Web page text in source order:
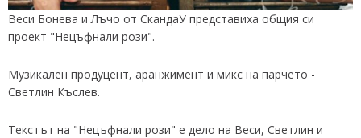
Веси Бонева и Лъчо от СкандаУ представиха общия си
проект "Нецъфнали рози".
Музикален продуцент, аранжимент и микс на парчето -
Светлин Къслев.
Текстът на "Нецъфнали рози" е дело на Веси, Светлин и